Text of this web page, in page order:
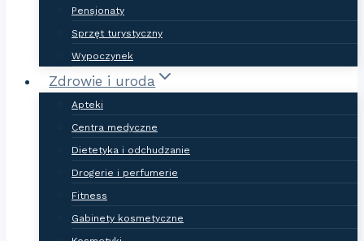
Pensjonaty
Sprzęt turystyczny
Wypoczynek
Zdrowie i uroda
Apteki
Centra medyczne
Dietetyka i odchudzanie
Drogerie i perfumerie
Fitness
Gabinety kosmetyczne